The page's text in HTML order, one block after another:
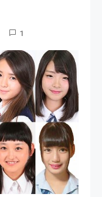
1